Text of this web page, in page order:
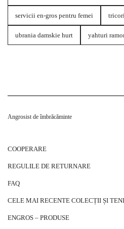
servicii en-gros pentru femei
ubrania damskie hurt yahturi
Angrosist de îmbrăcăminte
COOPERARE
REGULILE DE RETURNARE
FAQ
CELE MAI RECENTE COLECȚII ȘI
ENGROS – PRODUSE